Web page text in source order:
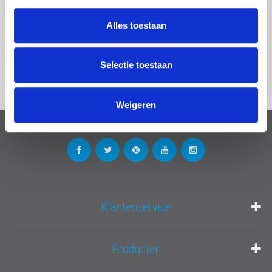
Alles toestaan
Selectie toestaan
Weigeren
klussen. Uw klus kan direct van start gaan, wat betekent dat u
sneller resultaat kunt boeken.
Eenvoudig te verplaatsen
de mobiliteit. Dankzij de wielen aan de onderkant van de steiger
kunt u hem eenvoudig verplaatsen naar de gewenste plek. Of u
nu van de ene kant van de kamer naar de andere moet of van de
ene ruimte naar de andere, deze steiger biedt de flexibiliteit die
Betrouwbare kwaliteit
Kwaliteit staat bij Euroscaffold hoog in het vaandel. De
Kamersteiger 'Ready' is gebouwd om lang mee te gaan en
Thuiswinkel gecertificeerd!
100 dagen retourgarantie!
Klantenservice
Producten